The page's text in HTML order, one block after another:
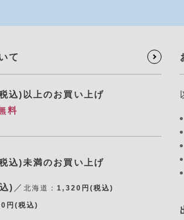
て
込)以上のお買い上げ
料
込)未満のお買い上げ
) ／ 北海道：1,320円(税込)
円(税込)